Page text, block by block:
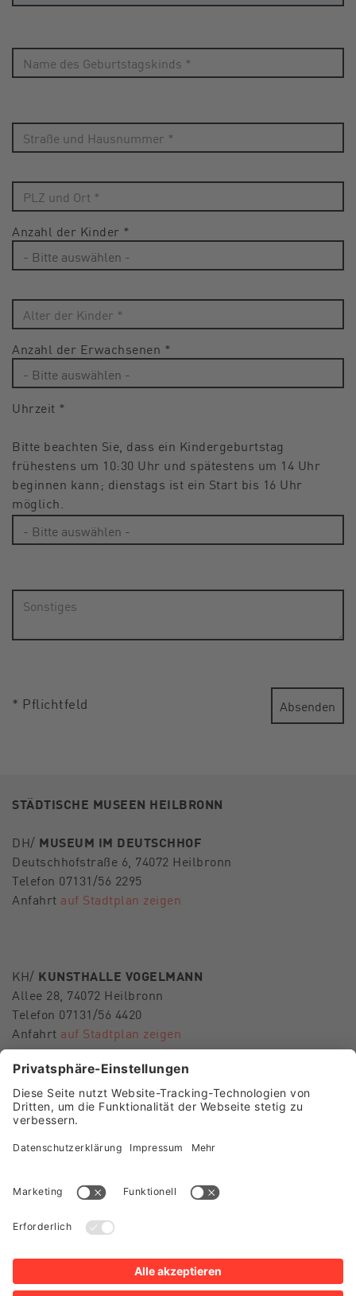
Anzahl der Kinder *
Anzahl der Erwachsenen *
Uhrzeit *
Bitte beachten Sie, dass ein Kindergeburtstag
frühestens um 10:30 Uhr und spätestens um 14 Uhr
beginnen kann; dienstags ist ein Start bis 16 Uhr
möglich.
* Pflichtfeld Absenden
STÄDTISCHE MUSEEN HEILBRONN
DH/ MUSEUM IM DEUTSCHHOF
Deutschhofstraße 6, 74072 Heilbronn
Telefon 07131/56 2295
Anfahrt auf Stadtplan zeigen
KH/ KUNSTHALLE VOGELMANN
Allee 28, 74072 Heilbronn
Telefon 07131/56 4420
Anfahrt auf Stadtplan zeigen
E-Mailmuseen-hn@heilbronn.de
FOLGEN SIE UNS
Besuch Museum im Deutschhof
Besuch Kunsthalle Vogelmann
Presse
Shop